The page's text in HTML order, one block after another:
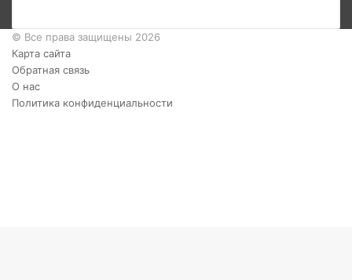
© Все права защищены 2026
Карта сайта
Обратная связь
О нас
Политика конфиденциальности